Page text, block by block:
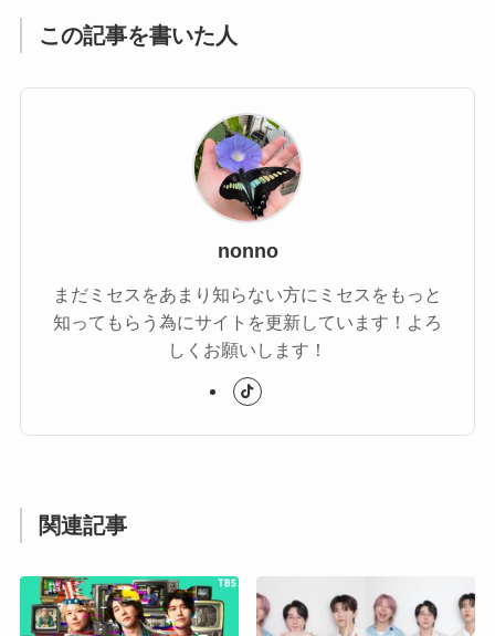
この記事を書いた人
nonno
まだミセスをあまり知らない方にミセスをもっと
知ってもらう為にサイトを更新しています！よろ
しくお願いします！
関連記事